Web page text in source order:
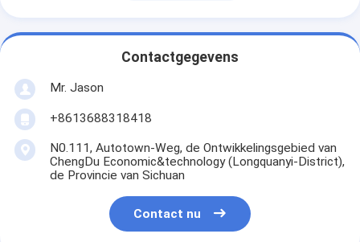
Contactgegevens
Mr. Jason
+8613688318418
N0.111, Autotown-Weg, de Ontwikkelingsgebied van
ChengDu Economic&technology (Longquanyi-District),
de Provincie van Sichuan
Contact nu